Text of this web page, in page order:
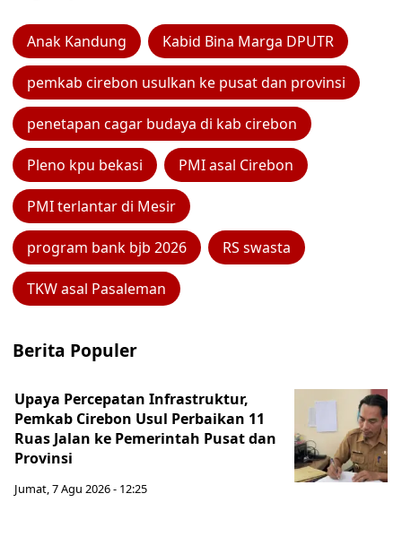
Anak Kandung Kabid Bina Marga DPUTR
pemkab cirebon usulkan ke pusat dan provinsi
penetapan cagar budaya di kab cirebon
Pleno kpu bekasi PMI asal Cirebon
PMI terlantar di Mesir
program bank bjb 2026 RS swasta
TKW asal Pasaleman
Berita Populer
Upaya Percepatan Infrastruktur,
Pemkab Cirebon Usul Perbaikan 11
Ruas Jalan ke Pemerintah Pusat dan
Provinsi
Jumat, 7 Agu 2026 - 12:25